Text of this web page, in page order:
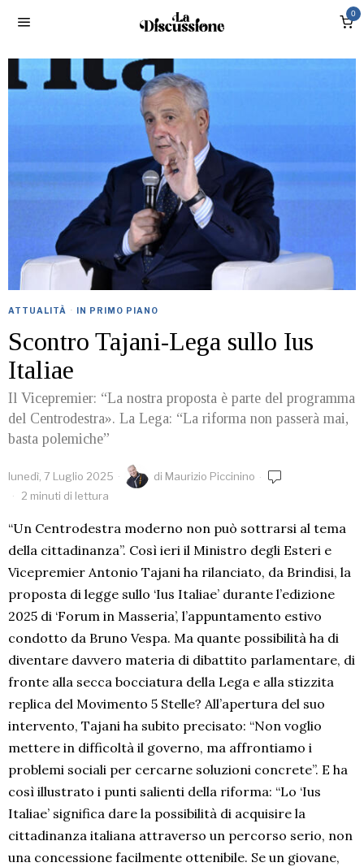
0
ATTUALITÀ · IN PRIMO PIANO
Scontro Tajani-Lega sullo Ius
Italiae
Il Vicepremier: “La nostra proposta è parte del programma
del Centrodestra». La Lega: “La riforma non passerà mai,
basta polemiche”
lunedì, 7 Luglio 2025 di Maurizio Piccinino
2 minuti di lettura
“Un Centrodestra moderno non può sottrarsi al tema
della cittadinanza”. Così ieri il Ministro degli Esteri e
Vicepremier Antonio Tajani ha rilanciato, da Brindisi, la
proposta di legge sullo ‘Ius Italiae’ durante l’edizione
2025 di ‘Forum in Masseria’, l’appuntamento estivo
condotto da Bruno Vespa. Ma quante possibilità ha di
diventare davvero materia di dibattito parlamentare, di
fronte alla secca bocciatura della Lega e alla stizzita
replica del Movimento 5 Stelle? All’apertura del suo
intervento, Tajani ha subito precisato: “Non voglio
mettere in difficoltà il governo, ma affrontiamo i
problemi sociali per cercarne soluzioni concrete”. E ha
così illustrato i punti salienti della riforma: “Lo ‘Ius
Italiae’ significa dare la possibilità di acquisire la
cittadinanza italiana attraverso un percorso serio, non
una concessione facilmente ottenibile. Se un giovane,